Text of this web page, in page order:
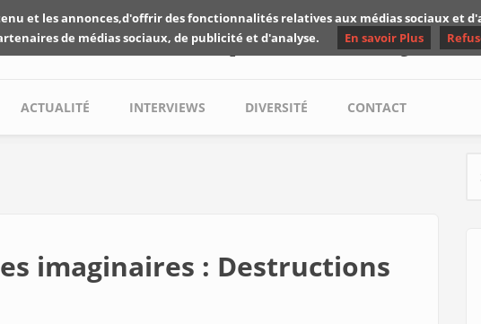
Les critiques de Yuyine
ACTUALITÉ INTERVIEWS DIVERSITÉ CONTACT
imaginaires : Destructions
et les annonces,d'offrir des fonctionnalités relatives aux médias sociaux et
de médias sociaux, de publicité et d'analyse.
En savoir Plus